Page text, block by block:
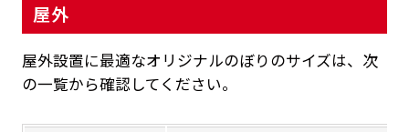
屋外
屋外設置に最適なオリジナルのぼりのサイズは、次
の一覧から確認してください。